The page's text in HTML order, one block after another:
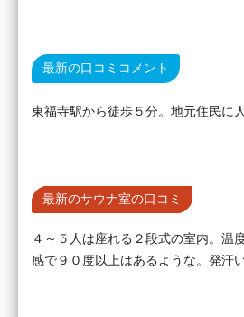
最新の口コミコメント
東福寺駅から徒歩５分。地元住民に
最新のサウナ室の口コミ
４～５人は座れる２段式の室内。温
感で９０度以上はあるような。発汗